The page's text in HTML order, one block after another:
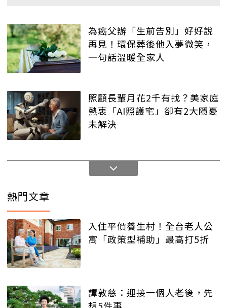
為癌父辦「生前告別」好好說
再見！環保葬後他入夢微笑，
一句話溫暖全家人
照顧長輩月花2千有找？美家庭
熱衷「AI照護宅」卻有2大隱憂
未解決
熱門文章
入住平價養生村！全台老人公
寓「政策型補助」最高打5折
譚敦慈：迎接一個人老後，先